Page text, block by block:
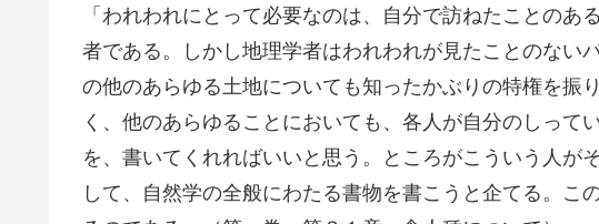
「われわれにとって必要なのは、自分で訪ねたことの
者である。しかし地理学者はわれわれが見たことのない
の他のあらゆる土地についても知ったかぶりの特権を振
く、他のあらゆることにおいても、各人が自分のしって
を、書いてくれればいいと思う。ところがこういう人が
して、自然学の全般にわたる書物を書こうと企てる。こ